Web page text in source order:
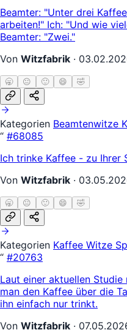
Beamter: "Unter drei
arbeiten!" Ich: "Und wie
Beamter: "Zwei."
Von Witzfabrik ·
🥱 😐 🙂 😄 🤣
Kategorien Beamtenwitze
“ #68085
Ich trinke Kaffee - zu Ihrer
Von Witzfabrik ·
🥱 😐 🙂 😄 🤣
Kategorien Kaffee Witze
“ #20763
Laut einer aktuellen
man den Kaffee über die
ihn einfach nur trinkt.
Von Witzfabrik ·